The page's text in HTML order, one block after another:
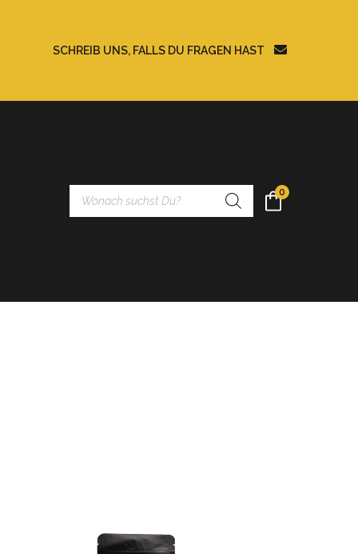
SCHREIB UNS, FALLS DU FRAGEN HAST
Products
search
0